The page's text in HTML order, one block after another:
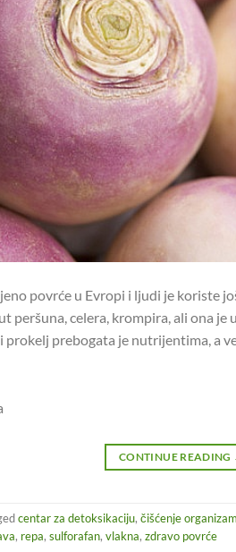
povrće u Evropi i ljudi je koriste
peršuna, celera, krompira, ali ona
prebogata je nutrijentima, a
CONTINUE READING
centar za detoksikaciju, čišćenje organizam
, repa, sulforafan, vlakna, zdravo povrće